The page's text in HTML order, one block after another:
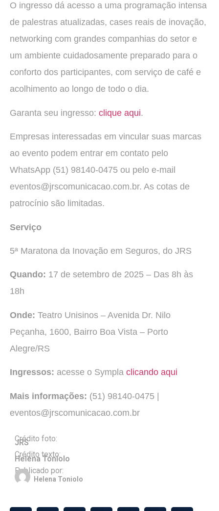
O ingresso dá acesso a uma programação intensa
de palestras atualizadas, cases reais de inovação,
networking com grandes companhias do setor e
um ambiente cuidadosamente preparado para o
conforto dos participantes, com serviço de café e
acolhimento ao longo de todo o dia.
Garanta seu ingresso: clique aqui.
Empresas interessadas em vincular suas marcas
ao evento podem entrar em contato pelo
WhatsApp (51) 98140-0475 ou pelo e-mail
eventos@jrscomunicacao.com.br. As cotas de
patrocínio são limitadas.
Serviço
5ª Maratona da Inovação em Seguros, do JRS
Quando: 17 de setembro de 2025 – Das 8h às
18h
Onde: Teatro Unisinos – Avenida Dr. Nilo
Peçanha, 1600, Bairro Boa Vista – Porto
Alegre/RS
Ingressos: acesse o Sympla clicando aqui
Mais informações: (51) 98140-0475 |
eventos@jrscomunicacao.com.br
Crédito foto:
JRS
Crédito texto:
Helena Toniolo
Publicado por:
Helena Toniolo